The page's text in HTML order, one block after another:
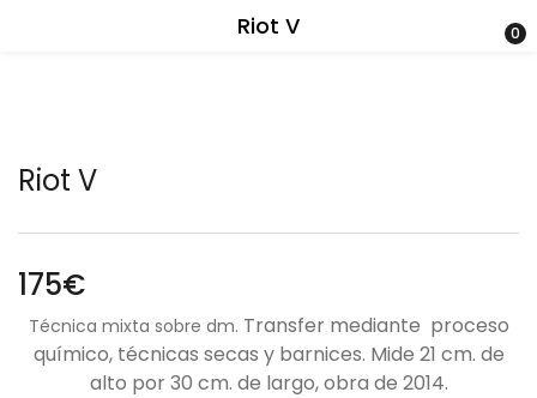
Riot V 0
Riot V
175€
Técnica mixta sobre dm. Transfer mediante proceso
químico, técnicas secas y barnices. Mide 21 cm. de
alto por 30 cm. de largo, obra de 2014.